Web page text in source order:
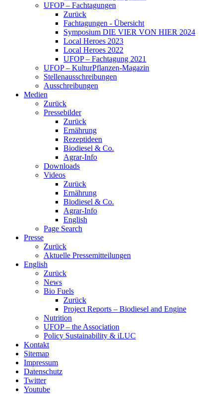
UFOP – Fachtagungen
Zurück
Fachtagungen - Übersicht
Symposium DIE VIER VON HIER 2024
Local Heroes 2023
Local Heroes 2022
UFOP – Fachtagung 2021
UFOP – KulturPflanzen-Magazin
Stellenausschreibungen
Ausschreibungen
Medien
Zurück
Pressebilder
Zurück
Ernährung
Rezeptideen
Biodiesel & Co.
Agrar-Info
Downloads
Videos
Zurück
Ernährung
Biodiesel & Co.
Agrar-Info
English
Page Search
Presse
Zurück
Aktuelle Pressemitteilungen
English
Zurück
News
Bio Fuels
Zurück
Project Reports – Biodiesel and Engine
Nutrition
UFOP – the Association
Policy Sustainability & iLUC
Kontakt
Sitemap
Impressum
Datenschutz
Twitter
Youtube